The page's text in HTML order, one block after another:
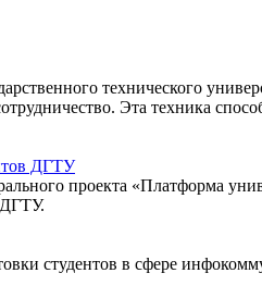
технического
Эта техника
ДГТУ
проекта «Платформа
ДГТУ.
студентов в сфере